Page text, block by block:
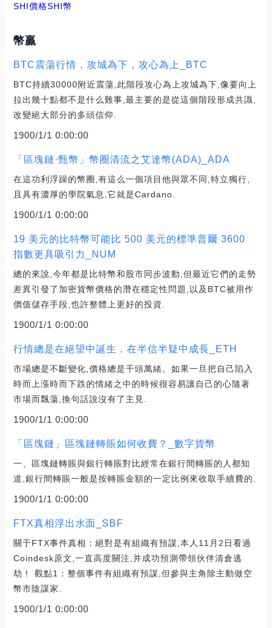
SHI價格SHI幣
幣贏
BTC震蕩行情，攻城為下，攻心為上_BTC
BTC持續30000附近震蕩,此階段攻心為上攻城為下,像要向上
拉出幾十點都不是什么難事,最主要的是從這個階段形成共識,
改變絕大部分的多頭信仰.
1900/1/1 0:00:00
「區塊鏈·甄幣」幣圈清流之艾達幣(ADA)_ADA
在這功利浮躁的幣圈,有這么一個項目他與眾不同,特立獨行,
且具有濃厚的學院氣息,它就是Cardano.
1900/1/1 0:00:00
19 美元的比特幣可能比 500 美元的標準普爾 3600
指數更具吸引力_NUM
總的來說,今年都是比特幣和股市同步波動,但最近它們的走勢
差異引發了加密貨幣價格的潛在穩定性問題,以及BTC被用作
價值儲存手段,也許整體上更好的投資.
1900/1/1 0:00:00
行情總是在絕望中誕生，在半信半疑中成長_ETH
市場總是不斷變化,價格總是千頭萬緒。如果一旦把自己陷入
時而上漲時而下跌的情緒之中的時候很容易讓自己的心隨著
市場而飄蕩,換句話說沒有了主見.
1900/1/1 0:00:00
「區塊鏈」區塊鏈轉賬如何收費？_數字貨幣
一、區塊鏈轉賬與銀行轉賬對比經常在銀行間轉賬的人都知
道,銀行間轉賬一般是按轉賬金額的一定比例來收取手續費的.
1900/1/1 0:00:00
FTX真相浮出水面_SBF
關于FTX事件真相：絕對是有組織有預謀,本人11月2日看過
Coindesk原文,一直高度關注,并成功預測帶領伙伴清倉逃
劫！ 觀點1：整個事件有組織有預謀,但參與主角除主動做空
幣市陰謀家.
1900/1/1 0:00:00